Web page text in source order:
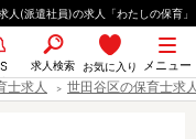
人(派遣社員)の求人「わたしの保育」
メニュー
お気に入り
求人検索
士求人 世田谷区の保育士求